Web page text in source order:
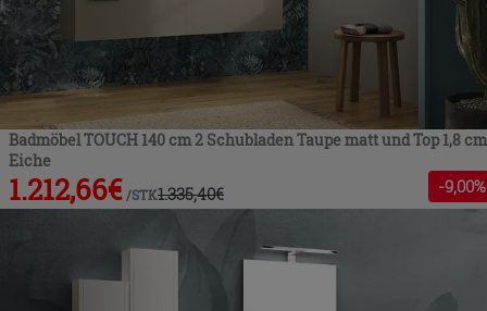
Badmöbel TOUCH 140 cm 2 Schubladen Taupe matt und Top 1,8 cm
Eiche
1.212,66€ /STK1.335,40€ -9,00%